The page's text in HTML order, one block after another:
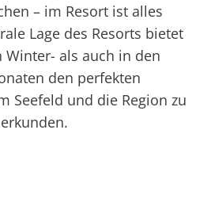
– im Resort ist alles
Lage des Resorts bietet
Winter- als auch in den
den perfekten
Seefeld und die Region zu
erkunden.